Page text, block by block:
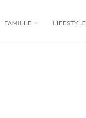
FAMILLE LIFESTYLE